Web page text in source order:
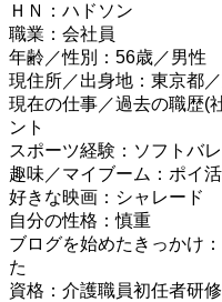
ＨＮ：ハドソン
職業：会社員
年齢／性別：56歳／男性
現住所／出身地：東京都
現在の仕事／過去の職歴(
ント
スポーツ経験：ソフトバ
趣味／マイブーム：ポイ
好きな映画：シャレード
自分の性格：慎重
ブログを始めたきっかけ
た
資格：介護職員初任者研修